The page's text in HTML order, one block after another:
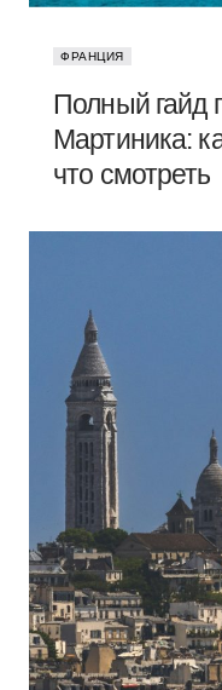
ФРАНЦИЯ
Полный гайд
Мартиника:
что смотреть